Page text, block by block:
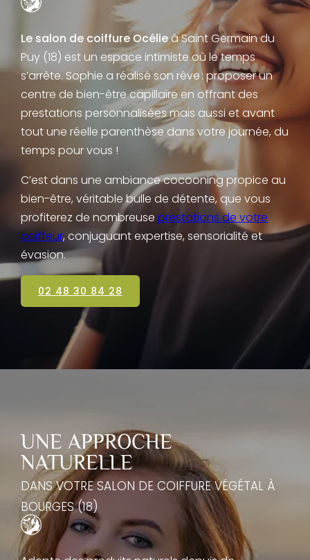
Le salon de coiffure Océlieà Saint Germain du
Puy (18) est un espace intimiste où le temps
s’arrête. Sophie a réalisé son rêve : proposer un
centre de bien-être capillaire en offrant des
prestations personnalisées mais aussi et avant
tout une réelle parenthèse dans votre journée, du
temps pour vous !
C’est dans une ambiance cocooning propice au
bien-être, véritable bulle de détente, que vous
profiterez de nombreuse prestations de votre
coiffeur, conjuguant expertise, sensorialité et
évasion.
02 48 30 84 28
UNE APPROCHE
NATURELLE
DANS VOTRE SALON DE COIFFURE VÉGÉTAL À
BOURGES (18)